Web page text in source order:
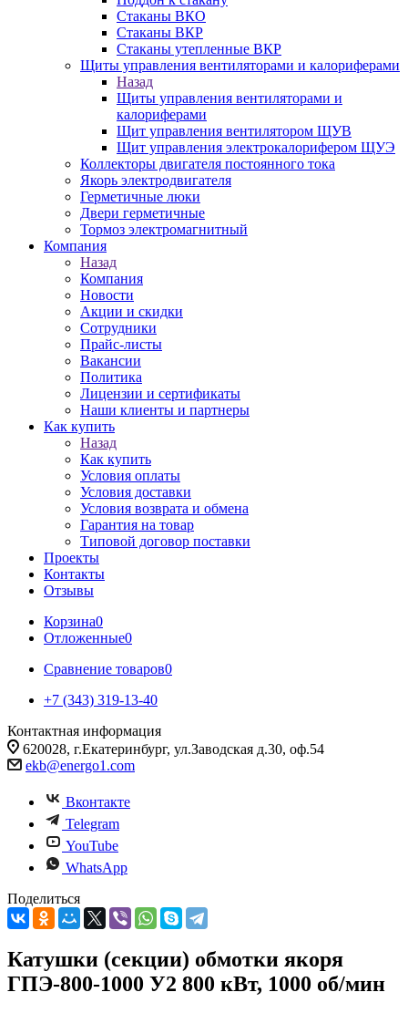
Стаканы ВКО
Стаканы ВКР
Стаканы утепленные ВКР
Щиты управления вентиляторами и калориферами
Назад
Щиты управления вентиляторами и
калориферами
Щит управления вентилятором ЩУВ
Щит управления электрокалорифером ЩУЭ
Коллекторы двигателя постоянного тока
Якорь электродвигателя
Герметичные люки
Двери герметичные
Тормоз электромагнитный
Компания
Назад
Компания
Новости
Акции и скидки
Сотрудники
Прайс-листы
Вакансии
Политика
Лицензии и сертификаты
Наши клиенты и партнеры
Как купить
Назад
Как купить
Условия оплаты
Условия доставки
Условия возврата и обмена
Гарантия на товар
Типовой договор поставки
Проекты
Контакты
Отзывы
Корзина0
Отложенные0
Сравнение товаров0
+7 (343) 319-13-40
Контактная информация
620028, г.Екатеринбург, ул.Заводская д.30, оф.54
ekb@energo1.com
Вконтакте
Telegram
YouTube
WhatsApp
Поделиться
Катушки (секции) обмотки якоря
ГПЭ-800-1000 У2 800 кВт, 1000 об/мин